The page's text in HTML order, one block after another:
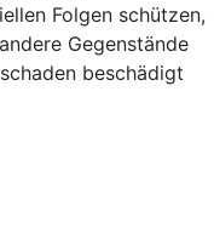
Folgen schützen,
Gegenstände
beschädigt